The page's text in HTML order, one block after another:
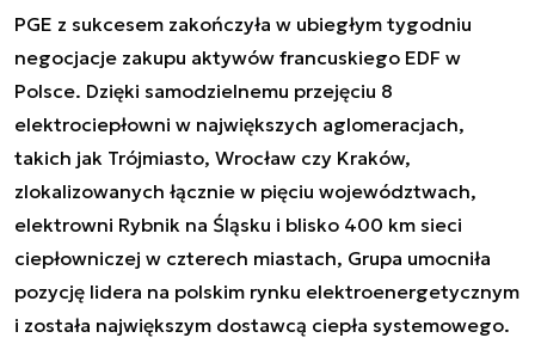
PGE z sukcesem zakończyła w ubiegłym tygodniu
negocjacje zakupu aktywów francuskiego EDF w
Polsce. Dzięki samodzielnemu przejęciu 8
elektrociepłowni w największych aglomeracjach,
takich jak Trójmiasto, Wrocław czy Kraków,
zlokalizowanych łącznie w pięciu województwach,
elektrowni Rybnik na Śląsku i blisko 400 km sieci
ciepłowniczej w czterech miastach, Grupa umocniła
pozycję lidera na polskim rynku elektroenergetycznym
i została największym dostawcą ciepła systemowego.